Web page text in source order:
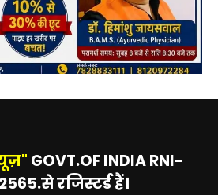
GOVT.OF INDIA RNI-
रजिस्टर्ड हैं।